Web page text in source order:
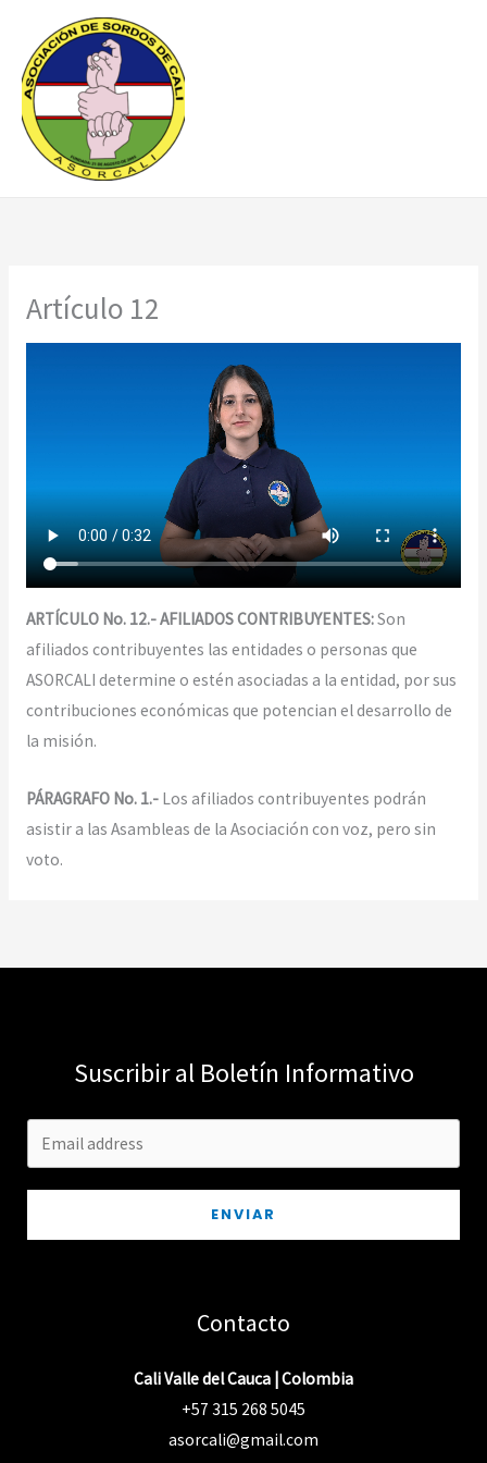
contenido
Artículo 12
ARTÍCULO No. 12.- AFILIADOS CONTRIBUYENTES:Son
afiliados contribuyentes las entidades o personas que
ASORCALI determine o estén asociadas a la entidad, por sus
contribuciones económicas que potencian el desarrollo de
la misión.
PÁRAGRAFO No. 1.- Los afiliados contribuyentes podrán
asistir a las Asambleas de la Asociación con voz, pero sin
voto.
Suscribir al Boletín Informativo
ENVIAR
Contacto
Cali Valle del Cauca | Colombia
+57 315 268 5045
asorcali@gmail.com